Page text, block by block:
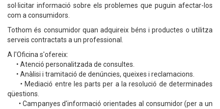
sol·licitar informació sobre els problemes que puguin afectar-los
com a consumidors.
Tothom és consumidor quan adquireix béns i productes o utilitza
serveis contractats a un professional.
A l'Oficina s'ofereix:
• Atenció personalitzada de consultes.
• Anàlisi i tramitació de denúncies, queixes i reclamacions.
• Mediació entre les parts per a la resolució de determinades
qüestions.
• Campanyes d'informació orientades al consumidor (per a un